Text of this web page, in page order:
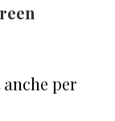
per